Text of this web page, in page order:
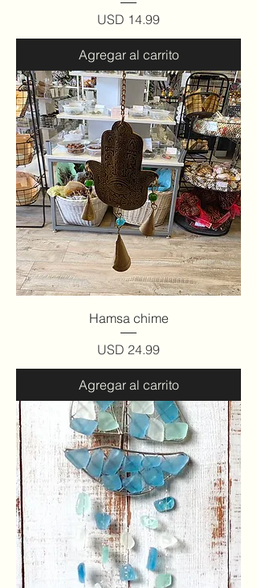
Precio
USD 14.99
Agregar al carrito
Hamsa chime
Precio
USD 24.99
Agregar al carrito